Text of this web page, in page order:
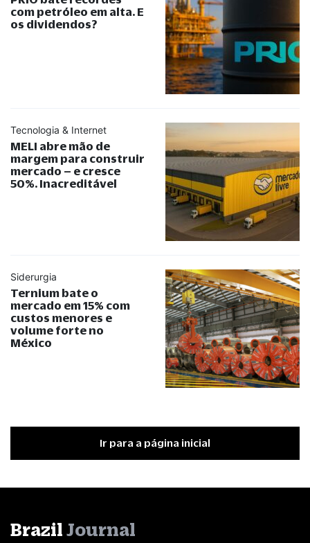
com petróleo em alta. E
os dividendos?
Tecnologia & Internet
MELI abre mão de
margem para construir
mercado – e cresce
50%. Inacreditável
Siderurgia
Ternium bate o
mercado em 15% com
custos menores e
volume forte no
México
Ir para a página inicial
Brazil Journal